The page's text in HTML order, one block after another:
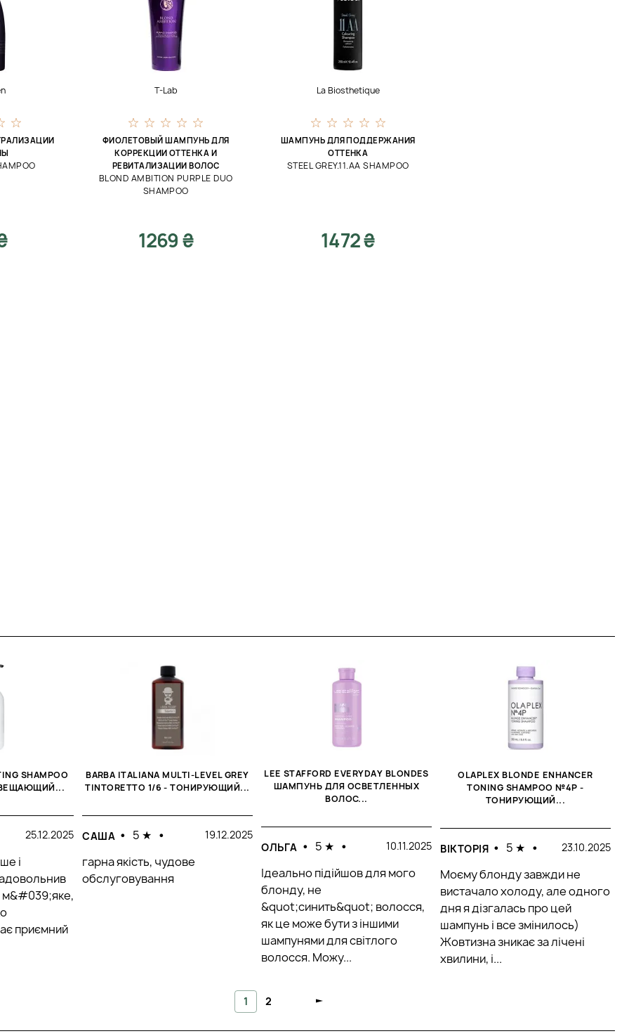
T-Lab
ФИОЛЕТОВЫЙ ШАМПУНЬ ДЛЯ
КОРРЕКЦИИ ОТТЕНКА И
РЕВИТАЛИЗАЦИИ ВОЛОС
BLOND AMBITION PURPLE DUO
SHAMPOO
1269 ₴
La Biosthetique
ШАМПУНЬ ДЛЯ ПОДДЕРЖАНИЯ
ОТТЕНКА
STEEL GREY.11.AA SHAMPOO
1472 ₴
SHAMPOO
25.12.2025
і
м&#039;яке,
приємний
BARBA ITALIANA MULTI-LEVEL GREY
TINTORETTO 1/6 - ТОНИРУЮЩИЙ...
САША • 5 ★ • 19.12.2025
гарна якість, чудове
обслуговування
LEE STAFFORD EVERYDAY BLONDES
ШАМПУНЬ ДЛЯ ОСВЕТЛЕННЫХ
ВОЛОС...
ОЛЬГА • 5 ★ • 10.11.2025
Ідеально підійшов для мого
блонду, не
&quot;синить&quot; волосся,
як це може бути з іншими
шампунями для світлого
волосся. Можу...
OLAPLEX BLONDE ENHANCER
TONING SHAMPOO №4P -
ТОНИРУЮЩИЙ...
ВІКТОРІЯ • 5 ★ • 23.10.2025
Моєму блонду завжди не
вистачало холоду, але одного
дня я дізгалась про цей
шампунь і все змінилось)
Жовтизна зникає за лічені
хвилини, і...
1 2